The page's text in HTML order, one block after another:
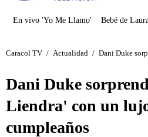
En vivo 'Yo Me Llamo' Bebé de
Caracol TV / Actualidad / Dani Duke
Dani Duke
Liendra' con un
cumpleaños